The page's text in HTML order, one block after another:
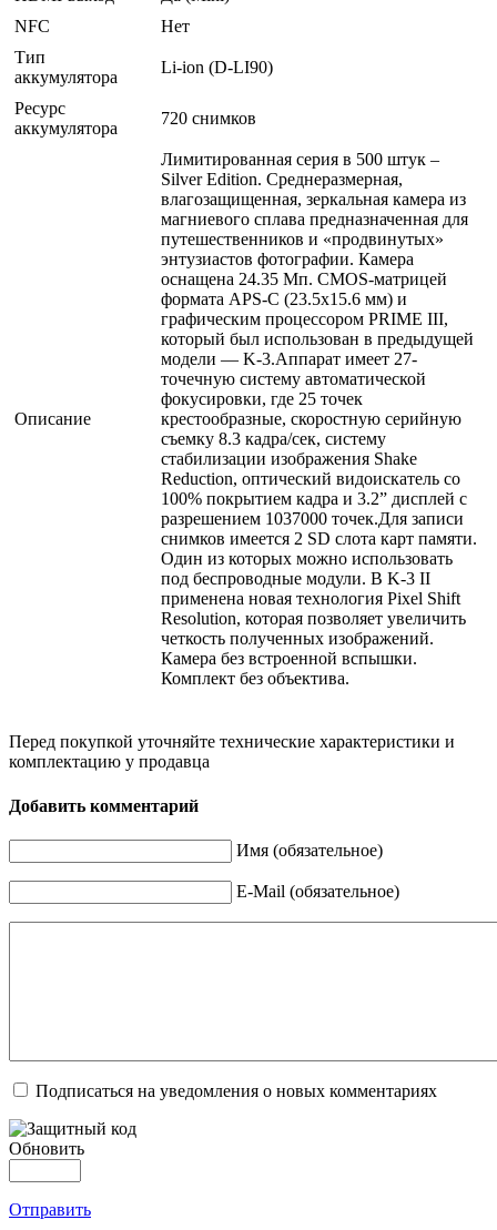
NFC
Нет
Тип
аккумулятора
Li-ion (D-LI90)
Ресурс
аккумулятора
720 снимков
Описание
Лимитированная серия в 500 штук –
Silver Edition. Среднеразмерная,
влагозащищенная, зеркальная камера из
магниевого сплава предназначенная для
путешественников и «продвинутых»
энтузиастов фотографии. Камера
оснащена 24.35 Мп. CMOS-матрицей
формата APS-C (23.5x15.6 мм) и
графическим процессором PRIME III,
который был использован в предыдущей
модели — K-3.Аппарат имеет 27-
точечную систему автоматической
фокусировки, где 25 точек
крестообразные, скоростную серийную
съемку 8.3 кадра/сек, систему
стабилизации изображения Shake
Reduction, оптический видоискатель со
100% покрытием кадра и 3.2” дисплей с
разрешением 1037000 точек.Для записи
снимков имеется 2 SD слота карт памяти.
Один из которых можно использовать
под беспроводные модули. В K-3 II
применена новая технология Pixel Shift
Resolution, которая позволяет увеличить
четкость полученных изображений.
Камера без встроенной вспышки.
Комплект без объектива.
Перед покупкой уточняйте технические характеристики и
комплектацию у продавца
Добавить комментарий
Имя (обязательное)
E-Mail (обязательное)
Подписаться на уведомления о новых комментариях
Обновить
Отправить